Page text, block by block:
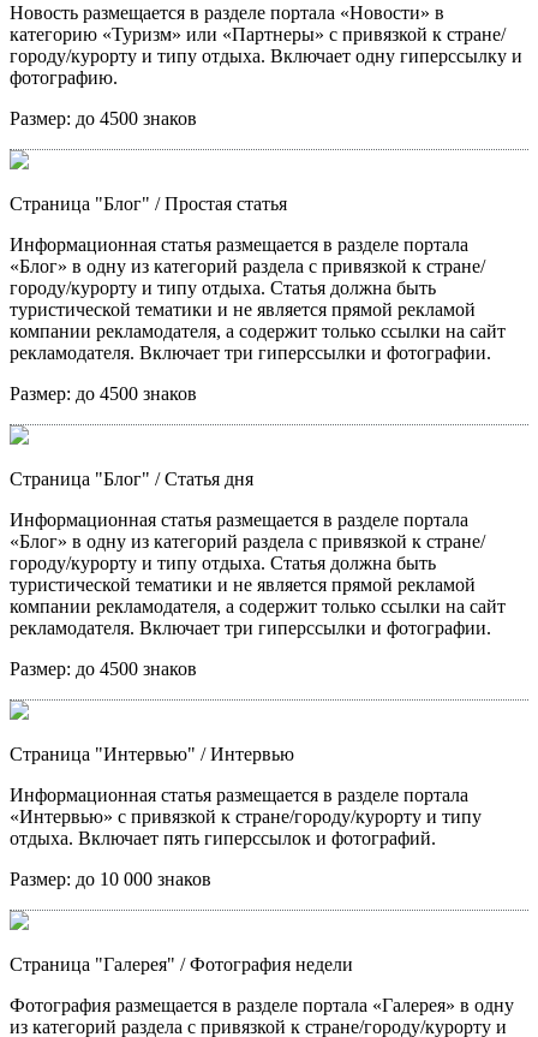
Новость размещается в разделе портала «Новости» в
категорию «Туризм» или «Партнеры» с привязкой к стране/
городу/курорту и типу отдыха. Включает одну гиперссылку и
фотографию.
Размер: до 4500 знаков
Страница "Блог" / Простая статья
Информационная статья размещается в разделе портала
«Блог» в одну из категорий раздела с привязкой к стране/
городу/курорту и типу отдыха. Статья должна быть
туристической тематики и не является прямой рекламой
компании рекламодателя, а содержит только ссылки на сайт
рекламодателя. Включает три гиперссылки и фотографии.
Размер: до 4500 знаков
Страница "Блог" / Статья дня
Информационная статья размещается в разделе портала
«Блог» в одну из категорий раздела с привязкой к стране/
городу/курорту и типу отдыха. Статья должна быть
туристической тематики и не является прямой рекламой
компании рекламодателя, а содержит только ссылки на сайт
рекламодателя. Включает три гиперссылки и фотографии.
Размер: до 4500 знаков
Страница "Интервью" / Интервью
Информационная статья размещается в разделе портала
«Интервью» с привязкой к стране/городу/курорту и типу
отдыха. Включает пять гиперссылок и фотографий.
Размер: до 10 000 знаков
Страница "Галерея" / Фотография недели
Фотография размещается в разделе портала «Галерея» в одну
из категорий раздела с привязкой к стране/городу/курорту и